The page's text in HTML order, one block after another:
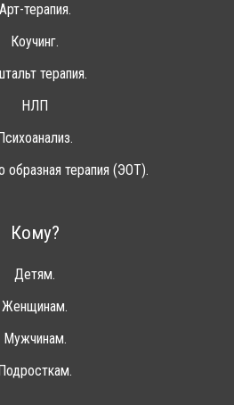
Арт-терапия.
Коучинг.
терапия.
НЛП
Психоанализ.
образная терапия (ЭОТ).
Кому?
Детям.
Женщинам.
Мужчинам.
Подросткам.